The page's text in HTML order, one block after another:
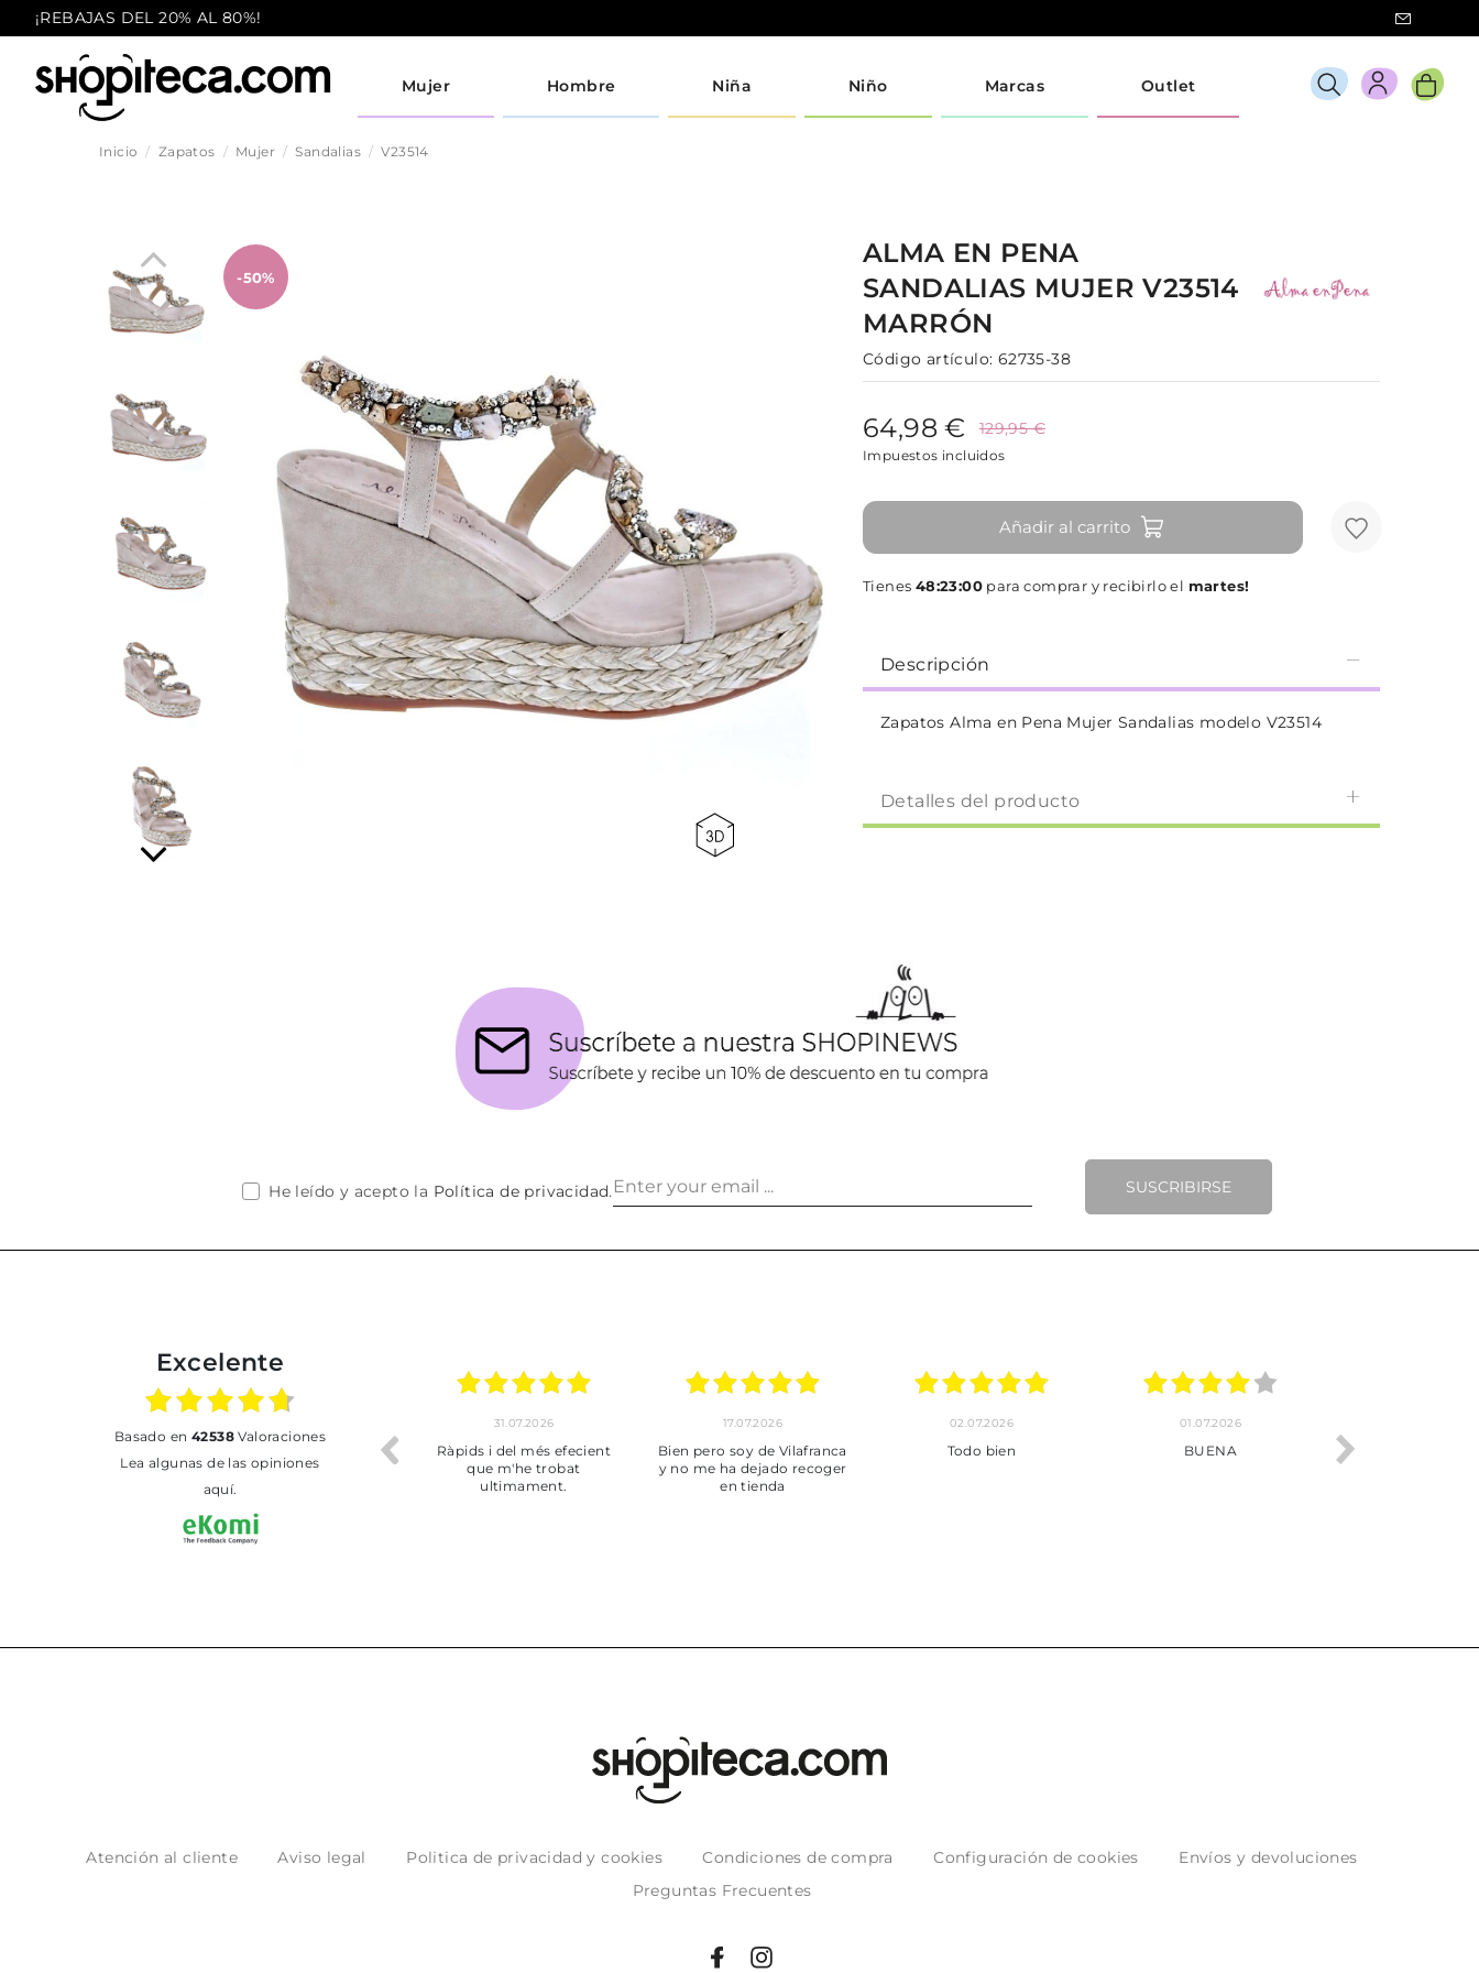
¡REBAJAS DEL 20% AL 80%!
Mujer Hombre Niña Niño Marcas Outlet
Inicio Zapatos Mujer Sandalias V23514
-50%
ALMA EN PENA
SANDALIAS MUJERV23514
MARRÓN
Código artículo: 62735-38
64,98 € 129,95 €
Impuestos incluidos
Añadir al carrito
Tienes 48:22:59para comprar y recibirlo el martes!
Descripción
Zapatos Alma en Pena Mujer Sandalias modelo V23514
Detalles del producto
SUSCRIBIRSE
He leído y acepto la Política de privacidad.
Excelente
basado en 42538Valoraciones
Lea algunas de las opiniones
aquí.
servicio
31.07.2026
Ràpids i del més efecient
que m'he trobat
ultimament.
17.07.2026
Bien pero soy de Vilafranca
y no me ha dejado recoger
en tienda
02.07.2026
Todo bien
01.07.2026
BUENA
Atención al cliente Aviso legal Politica de privacidad y cookies Condiciones de compra Configuración de cookies
Envíos y devoluciones
Preguntas Frecuentes